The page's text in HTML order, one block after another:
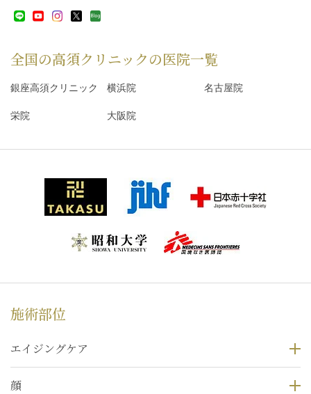
全国の高須クリニックの医院一覧
銀座高須クリニック 横浜院 名古屋院
栄院 大阪院
施術部位
エイジングケア
顔